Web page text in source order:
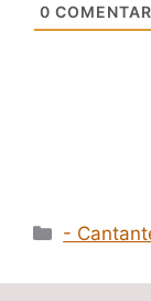
0
-